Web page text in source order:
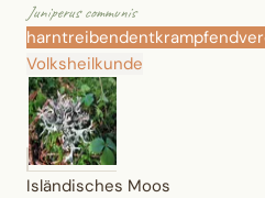
Juniperus communis
harntreibendentkrampfend
Volksheilkunde
Isländisches Moos